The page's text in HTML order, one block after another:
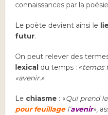
connaissances par la
Le poète devient ainsi le
futur.
On peut relever des
lexical du temps : «temps
«avenir.»
Le chiasme : «Qui prend le
pour feuillagel’avenir»,